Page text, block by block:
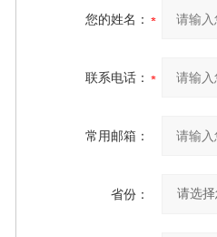
您的姓名：
联系电话：
常用邮箱：
省份：